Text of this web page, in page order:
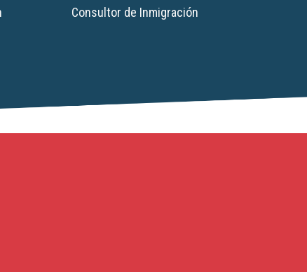
Directora de Operaciones / Consultora